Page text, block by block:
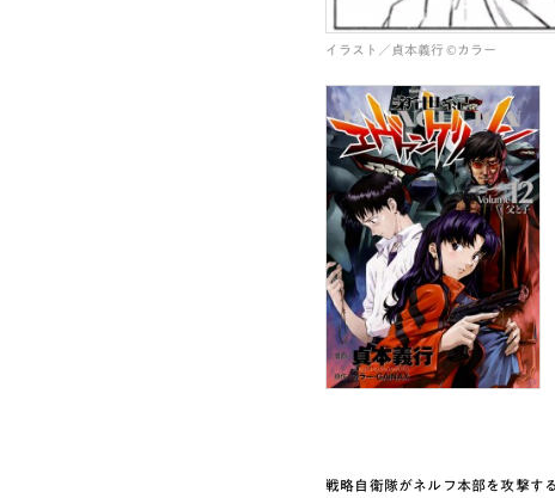
イラスト／貞本義行 ©カラー
戦略自衛隊がネルフ本部を攻撃す